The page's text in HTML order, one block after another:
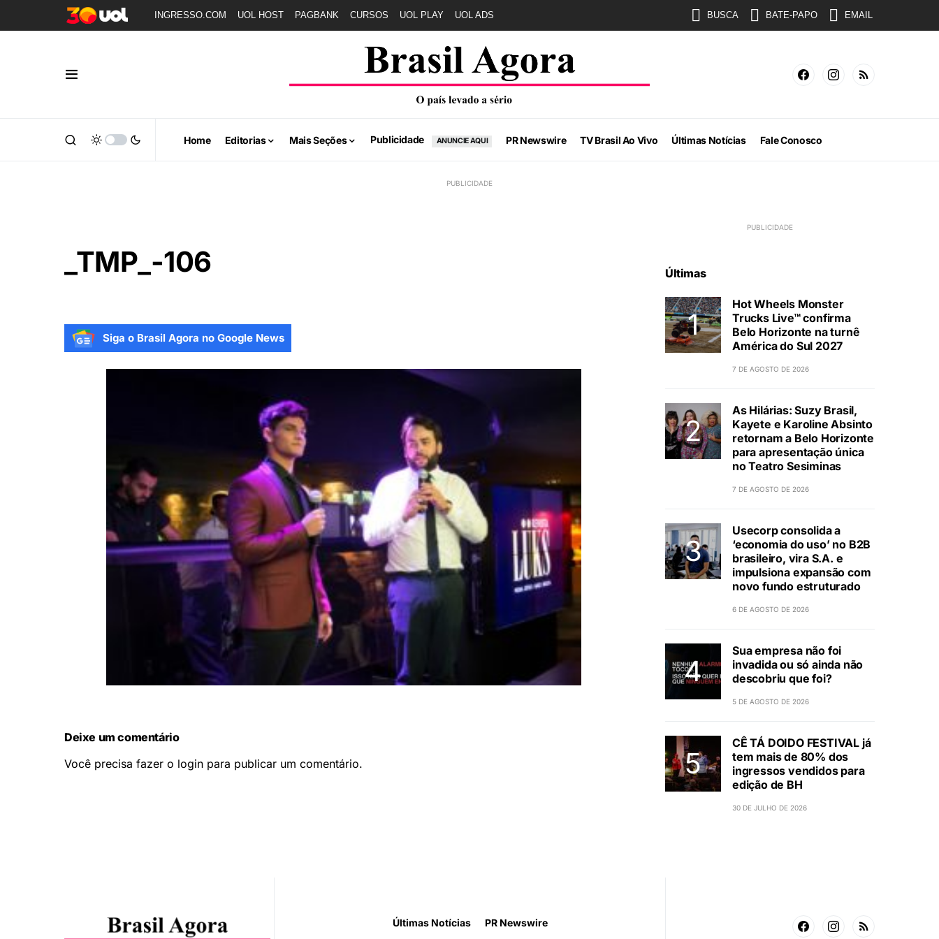
INGRESSO.COM UOL HOST PAGBANK CURSOS UOL PLAY UOL ADS BUSCA BATE-PAPO EMAIL
Home Editorias Mais Seções Publicidade ANUNCIE AQUI PR Newswire TV Brasil Ao Vivo Últimas Notícias Fale Conosco
_TMP_-106
Siga o Brasil Agora no Google News
Deixe um comentário
Você precisa fazer o login para publicar um comentário.
Últimas
Hot Wheels Monster
Trucks Live™ confirma
Belo Horizonte na turnê
América do Sul 2027
7 DE AGOSTO DE 2026
As Hilárias: Suzy Brasil,
Kayete e Karoline Absinto
retornam a Belo Horizonte
para apresentação única
no Teatro Sesiminas
7 DE AGOSTO DE 2026
Usecorp consolida a
‘economia do uso’ no B2B
brasileiro, vira S.A. e
impulsiona expansão com
novo fundo estruturado
6 DE AGOSTO DE 2026
Sua empresa não foi
invadida ou só ainda não
descobriu que foi?
5 DE AGOSTO DE 2026
CÊ TÁ DOIDO FESTIVAL já
tem mais de 80% dos
ingressos vendidos para
edição de BH
30 DE JULHO DE 2026
Últimas Notícias PR Newswire